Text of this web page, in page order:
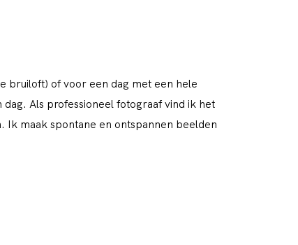
bruiloft) of voor een dag met een hele
Als professioneel fotograaf vind ik het
Ik maak spontane en ontspannen beelden